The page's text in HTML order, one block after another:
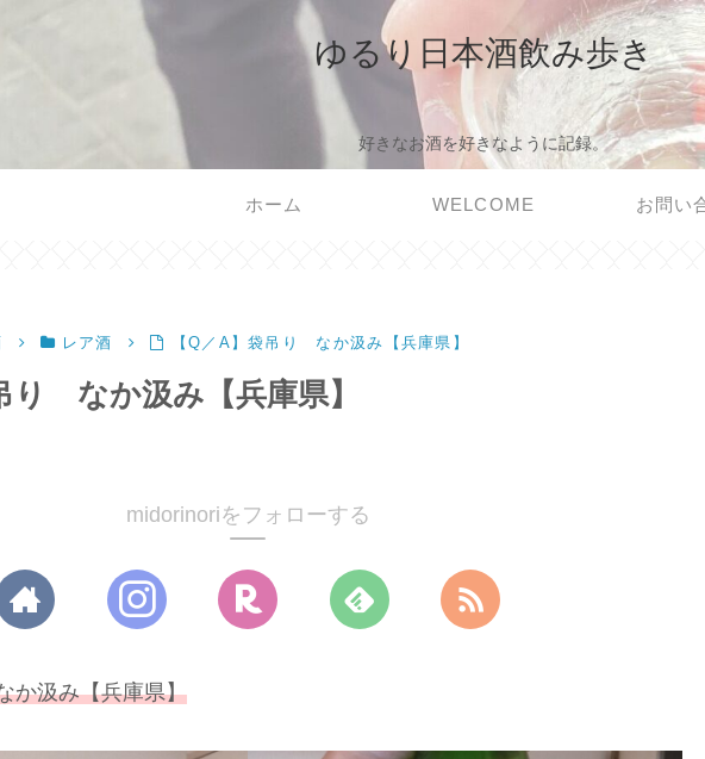
ゆるり日本酒飲み歩き
好きなお酒を好きなように記録。
ホーム WELCOME お問い
レア酒 【Q／A】袋吊り なか汲み【兵庫県】
り なか汲み【兵庫県】
midorinoriをフォローする
か汲み【兵庫県】